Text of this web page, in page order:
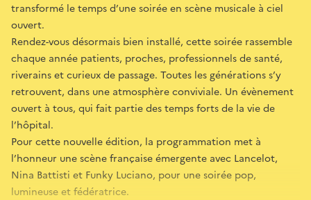
transformé le temps d’une soirée en scène musicale à ciel
ouvert.
Rendez-vous désormais bien installé, cette soirée rassemble
chaque année patients, proches, professionnels de santé,
riverains et curieux de passage. Toutes les générations s’y
retrouvent, dans une atmosphère conviviale. Un évènement
ouvert à tous, qui fait partie des temps forts de la vie de
l’hôpital.
Pour cette nouvelle édition, la programmation met à
l’honneur une scène française émergente avec Lancelot,
Nina Battisti et Funky Luciano, pour une soirée pop,
lumineuse et fédératrice.